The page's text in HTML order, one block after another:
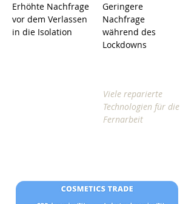
Erhöhte Nachfrage
vor dem Verlassen
in die Isolation
Geringere
Nachfrage
während des
Lockdowns
Viele reparierte
Technologien für die
Fernarbeit